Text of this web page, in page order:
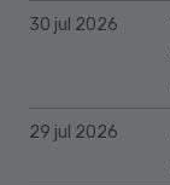
30 jul 2026
29 jul 2026